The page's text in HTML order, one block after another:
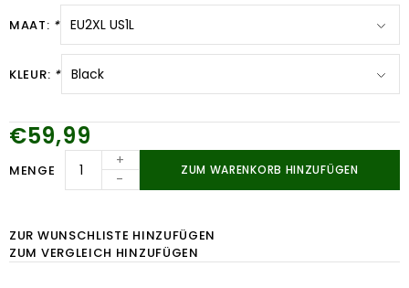
MAAT: *
KLEUR: *
€59,99
MENGE
+
-
ZUM WARENKORB HINZUFÜGEN
ZUR WUNSCHLISTE HINZUFÜGEN
ZUM VERGLEICH HINZUFÜGEN